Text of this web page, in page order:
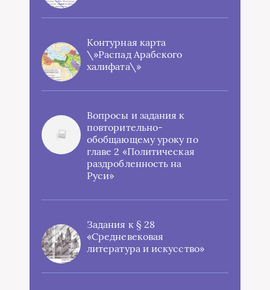
Контурная карта
\»Распад Арабского
халифата\»
Вопросы и задания к
повторительно-
обобщающему уроку по
главе 2 «Политическая
раздробленность на
Руси»
Задания к § 28
«Средневековая
литература и искусство»